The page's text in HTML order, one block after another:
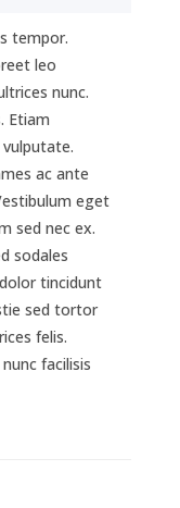
tempor.
leo
nunc.
Etiam
ac ante
eget
sed nec ex.
sodales
tincidunt
sed tortor
felis.
facilisis